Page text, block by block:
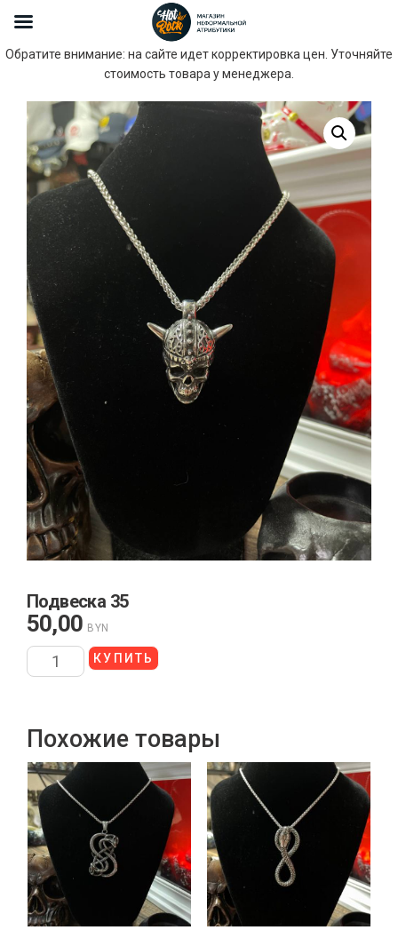
Обратите внимание: на сайте идет корректировка цен. Уточняйте
стоимость товара у менеджера.
Подвеска 35
50,00 BYN
КУПИТЬ
Похожие товары